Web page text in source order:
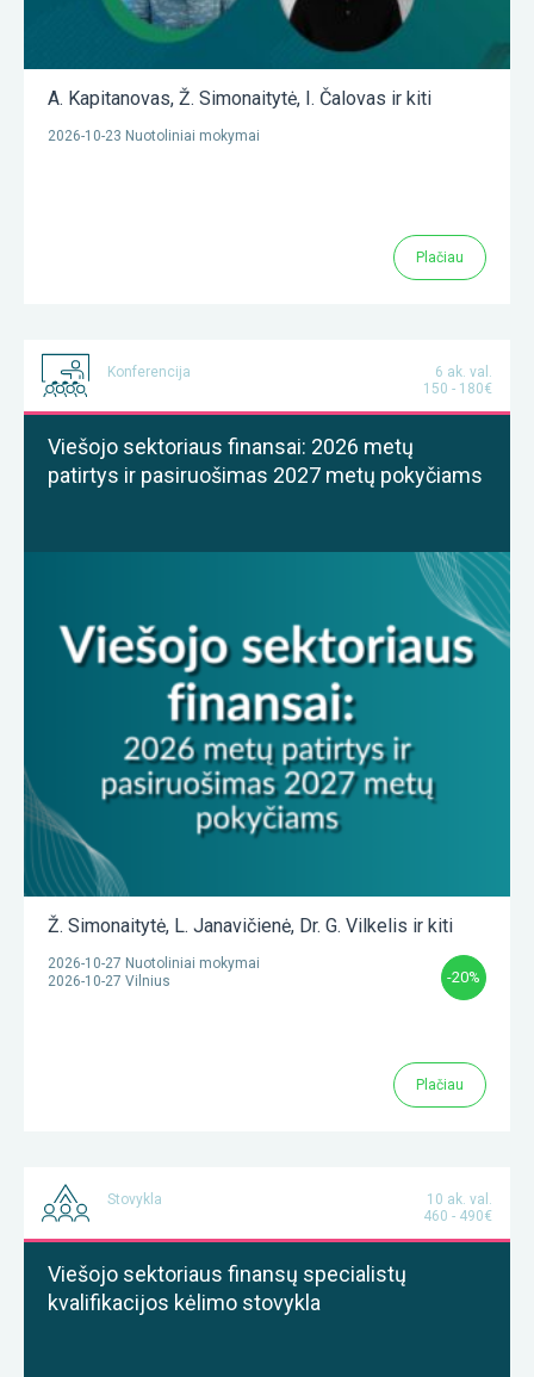
A. Kapitanovas, Ž. Simonaitytė, I. Čalovas ir kiti
2026-10-23 Nuotoliniai mokymai
Plačiau
Konferencija
6 ak. val.
150 - 180€
Viešojo sektoriaus finansai: 2026 metų
patirtys ir pasiruošimas 2027 metų pokyčiams
Ž. Simonaitytė, L. Janavičienė, Dr. G. Vilkelis ir kiti
2026-10-27 Nuotoliniai mokymai
2026-10-27 Vilnius
-20%
Plačiau
Stovykla
10 ak. val.
460 - 490€
Viešojo sektoriaus finansų specialistų
kvalifikacijos kėlimo stovykla